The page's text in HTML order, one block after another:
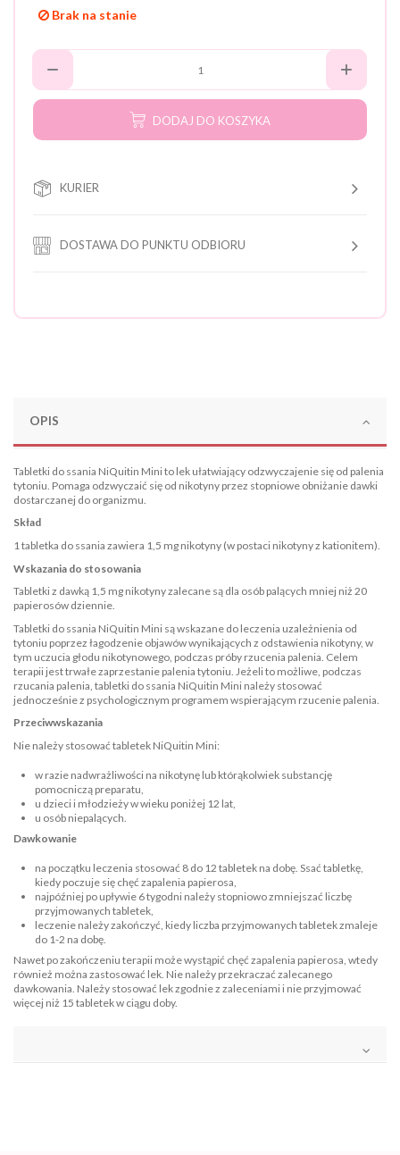
Brak na stanie
DODAJ DO KOSZYKA
KURIER
DOSTAWA DO PUNKTU ODBIORU
OPIS
Tabletki do ssania NiQuitin Mini to lek ułatwiający odzwyczajenie się od palenia
tytoniu. Pomaga odzwyczaić się od nikotyny przez stopniowe obniżanie dawki
dostarczanej do organizmu.
Skład
1 tabletka do ssania zawiera 1,5 mg nikotyny (w postaci nikotyny z kationitem).
Wskazania do stosowania
Tabletki z dawką 1,5 mg nikotyny zalecane są dla osób palących mniej niż 20
papierosów dziennie.
Tabletki do ssania NiQuitin Mini są wskazane do leczenia uzależnienia od
tytoniu poprzez łagodzenie objawów wynikających z odstawienia nikotyny, w
tym uczucia głodu nikotynowego, podczas próby rzucenia palenia. Celem
terapii jest trwałe zaprzestanie palenia tytoniu. Jeżeli to możliwe, podczas
rzucania palenia, tabletki do ssania NiQuitin Mini należy stosować
jednocześnie z psychologicznym programem wspierającym rzucenie palenia.
Przeciwwskazania
Nie należy stosować tabletek NiQuitin Mini:
w razie nadwrażliwości na nikotynę lub którąkolwiek substancję
pomocniczą preparatu,
u dzieci i młodzieży w wieku poniżej 12 lat,
u osób niepalących.
Dawkowanie
na początku leczenia stosować 8 do 12 tabletek na dobę. Ssać tabletkę,
kiedy poczuje się chęć zapalenia papierosa,
najpóźniej po upływie 6 tygodni należy stopniowo zmniejszać liczbę
przyjmowanych tabletek,
leczenie należy zakończyć, kiedy liczba przyjmowanych tabletek zmaleje
do 1-2 na dobę.
Nawet po zakończeniu terapii może wystąpić chęć zapalenia papierosa, wtedy
również można zastosować lek. Nie należy przekraczać zalecanego
dawkowania. Należy stosować lek zgodnie z zaleceniami i nie przyjmować
więcej niż 15 tabletek w ciągu doby.